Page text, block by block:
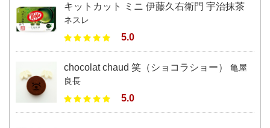
キットカット ミニ 伊藤久右衛門 宇治抹茶
ネスレ
5.0
chocolat chaud 笑（ショコラショー）
亀屋
良長
5.0